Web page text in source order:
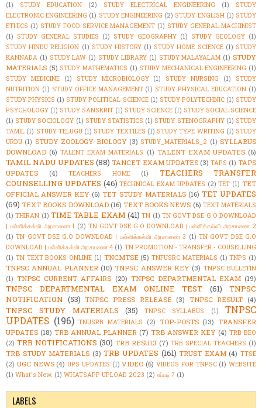
(1)
STUDY EDUCATION (2) STUDY ELECTRICAL ENGINEERING (1)
STUDY
ELECTRONIC ENGINEERING (1) STUDY ENGINEERING (2) STUDY ENGLISH (1) STUDY
ETHICS (1) STUDY FOOD SERVICE MANAGEMENT (1) STUDY GENERAL MACHINIST
(1) STUDY GENERAL STUDIES (1) STUDY GEOGRAPHY (1) STUDY GEOLOGY (1)
STUDY HINDU RELIGION (1) STUDY HISTORY (1) STUDY HOME SCIENCE (1) STUDY
KANNADA (1) STUDY LAW (1) STUDY LIBRARY (1) STUDY MALAYALAM (1) STUDY
MATERIALS (5) STUDY MATHEMATICS (1) STUDY MECHANICAL ENGINEERING (1)
STUDY MEDICINE
(1) STUDY MICROBIOLOGY (1) STUDY NURSING (1)
STUDY
NUTRITION (1) STUDY OFFICE MANAGEMENT (1) STUDY PHYSICAL EDUCATION (1)
STUDY PHYSICS (1) STUDY POLITICAL SCIENCE (1) STUDY POLYTECHNIC (1) STUDY
PSYCHOLOGY (1) STUDY SANSKRIT (1) STUDY SCIENCE (1) STUDY SOCIAL SCIENCE
(1) STUDY SOCIOLOGY (1) STUDY STATISTICS (1) STUDY STENOGRAPHY (1) STUDY
TAMIL (1) STUDY TELUGU (1) STUDY TEXTILES (1) STUDY TYPE WRITING (1) STUDY
URDU (1) STUDY ZOOLOGY-BIOLOGY (3) STUDY_MATERIALS_2 (1) SYLLABUS
DOWNLOAD (6) TALENT EXAM MATERIALS (1) TALENT EXAM UPDATES (6)
TAMIL NADU UPDATES (88) TANCET EXAM UPDATES (3) TAPS (1) TAPS
UPDATES
(4) TEACHERS HOME (1)
TEACHERS TRANSFER
COUNSELLING UPDATES (46) TECHNICAL EXAM UPDATES (2) TET (1) TET
OFFICIAL ANSWER KEY (6) TET STUDY MATERIALS (16) TET UPDATES
(69) TEXT BOOKS DOWNLOAD (16) TEXT BOOKS NEWS (6) TEXT MATERIALS
(1) THIRAN (1) TIME TABLE EXAM (41) TN (1) TN GOVT DSE G.O DOWNLOAD
| பள்ளிக்கல்வி அரசாணை 1 (2) TN GOVT DSE G.O DOWNLOAD | பள்ளிக்கல்வி அரசாணை 2
(1) TN GOVT DSE G.O DOWNLOAD | பள்ளிக்கல்வி அரசாணை 3 (1) TN GOVT DSE G.O
DOWNLOAD | பள்ளிக்கல்வி அரசாணை 4 (1) TN PROMOTION - TRANSFER - COUSELLING
(1) TN TEXT BOOKS ONLINE (1) TNCMTSE (5) TNFUSRC MATERIALS (1) TNPS (1)
TNPSC ANNUAL PLANNER (10) TNPSC ANSWER KEY (3) TNPSC BULLETIN
(1) TNPSC CURRENT AFFAIRS (20) TNPSC DEPARTMENTAL EXAM (19)
TNPSC DEPARTMENTAL EXAM ONLINE TEST (61)
TNPSC
NOTIFICATION (53) TNPSC PRESS RELEASE (3) TNPSC RESULT (4)
TNPSC STUDY MATERIALS (35) TNPSC SYLLABUS (1)
TNPSC
UPDATES (196) TNUSRB MATERIALS (2) TOP-POSTS (13) TRANSFER
UPDATES (18) TRB ANNUAL PLANNER (7) TRB ANSWER KEY (4) TRB BEO
(2) TRB NOTIFICATIONS (30) TRB RESULT (7) TRB SPECIAL TEACHERS (1)
TRB STUDY MATERIALS (3) TRB UPDATES (161) TRUST EXAM (4) TTSE
(2) UGC NEWS (4) UPS UPDATES (1) VIDEO (6) VIDEOS FOR TNPSC (1) WEBSITE
(1) What's New. (1) WHATSAPP UPLOAD 2023 (2) எப்படி ? (1)
LABELS